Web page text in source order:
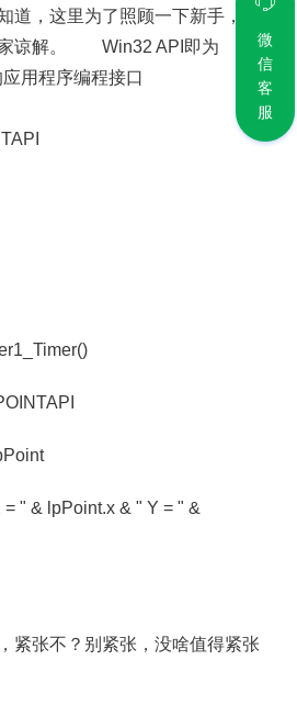
道，这里为了照顾一下新手，不
家谅解。 Win32 API即为
用程序编程接口
& lpPoint.x & " Y = " &
张不？别紧张，没啥值得紧张
微
信
客
服